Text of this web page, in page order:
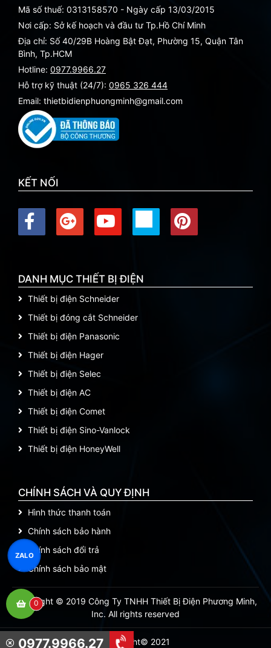
Mã số thuế: 0313158570 - Ngày cấp 13/03/2015
Nơi cấp: Sở kế hoạch và đầu tư Tp.Hồ Chí Minh
Địa chỉ: Số 40/29B Hoàng Bật Đạt, Phường 15, Quận Tân
Bình, Tp.HCM
Hotline: 0977.9966.27
Hỗ trợ kỹ thuật (24/7): 0965 326 444
Email: thietbidienphuongminh@gmail.com
KẾT NỐI
DANH MỤC THIẾT BỊ ĐIỆN
Thiết bị điện Schneider
Thiết bị đóng cắt Schneider
Thiết bị điện Panasonic
Thiết bị điện Hager
Thiết bị điện Selec
Thiết bị điện AC
Thiết bị điện Comet
Thiết bị điện Sino-Vanlock
Thiết bị điện HoneyWell
CHÍNH SÁCH VÀ QUY ĐỊNH
Hình thức thanh toán
Chính sách bảo hành
Chính sách đổi trả
Chính sách bảo mật
Copyright © 2019 Công Ty TNHH Thiết Bị Điện Phương Minh,
Inc. All rights reserved
Copyright© 2021
0977.9966.27
0
ZALO